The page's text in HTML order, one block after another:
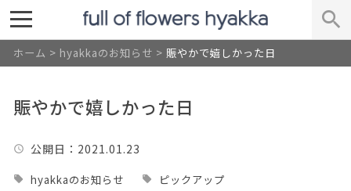
ホーム > hyakkaのお知らせ > 賑やかで嬉しかった日
賑やかで嬉しかった日
公開日 ：2021.01.23
hyakkaのお知らせ ピックアップ